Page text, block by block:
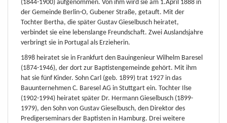
(1844-1900) aufgenommen. Von ihm wird sie am 1.April 1888 in
der Gemeinde Berlin-O, Gubener Straße, getauft. Mit der
Tochter Bertha, die später Gustav Gieselbusch heiratet,
verbindet sie eine lebenslange Freundschaft. Zwei Auslandsjahre
verbringt sie in Portugal als Erzieherin.
1898 heiratet sie in Frankfurt den Bauingenieur Wilhelm Baresel
(1874-1946), der dort zur Baptistengemeinde gehört. Mit ihm
hat sie fünf Kinder. Sohn Carl (geb. 1899) trat 1927 in das
Bauunternehmen C. Baresel AG in Stuttgart ein. Tochter Ilse
(1902-1994) heiratet später Dr. Hermann Gieselbusch (1899-
1979), den Sohn von Gustav Gieselbusch, den Direktor des
Predigerseminars der Baptisten in Hamburg. Drei weitere